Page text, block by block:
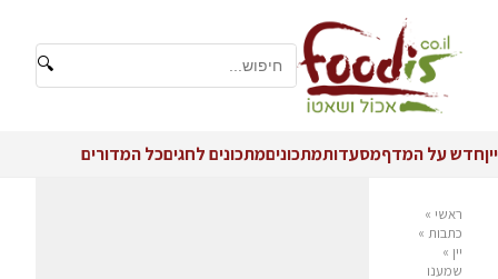
🔍
ייןחדש על המדףמסעדותמתכוניםמתכונים לחגיםכל המדורים
ראשי »
כתבות »
יין »
שמענו